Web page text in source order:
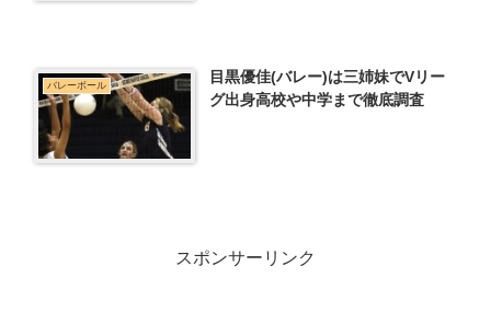
バレーボール
目黒優佳(バレー)は三姉妹でVリー
グ出身高校や中学まで徹底調査
スポンサーリンク